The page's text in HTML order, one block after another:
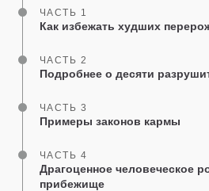
ЧАСТЬ 1
Как избежать худших
ЧАСТЬ 2
Подробнее о десяти
ЧАСТЬ 3
Примеры законов кармы
ЧАСТЬ 4
Драгоценное человеческое
прибежище